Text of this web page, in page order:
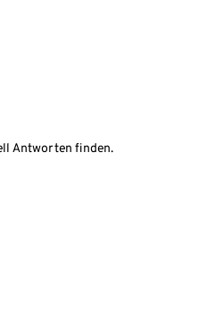
Antworten finden.